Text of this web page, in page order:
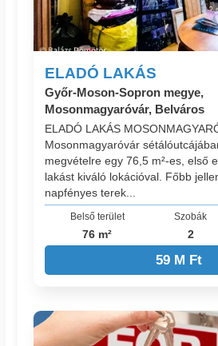
ELADÓ LAKÁS
Győr-Moson-Sopron megye,
Mosonmagyaróvár, Belváros
ELADÓ LAKÁS
Mosonmagyaróvár
megvételre egy 76,5 m²-es, első
lakást kiváló lokációval. Főbb
napfényes terek...
Belső terület
76 m²
Szobák
2
59 M Ft